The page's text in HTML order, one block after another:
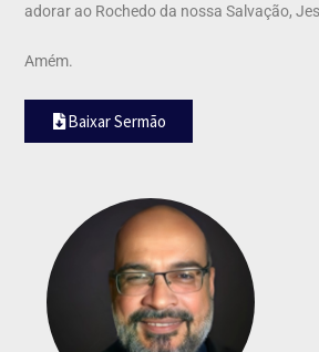
adorar ao Rochedo da nossa Salvação,
Amém.
Baixar Sermão